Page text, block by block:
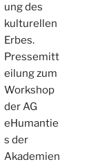
ung des
kulturellen
Erbes.
Pressemitt
eilung zum
Workshop
der AG
eHumantie
s der
Akademien